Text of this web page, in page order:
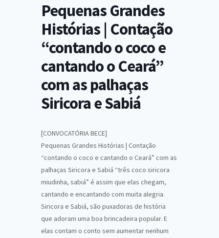
Pequenas Grandes
Histórias | Contação
“contando o coco e
cantando o Ceará”
com as palhaças
Siricora e Sabiá
[CONVOCATÓRIA BECE]
Pequenas Grandes Histórias | Contação
“contando o coco e cantando o Ceará” com as
palhaças Siricora e Sabiá “três coco siricora
miudinha, sabiá” é assim que elas chegam,
cantando e encantando com muita alegria.
Siricora e Sabiá, são puxadoras de história
que adoram uma boa brincadeira popular. E
elas contam o conto sem aumentar nenhum